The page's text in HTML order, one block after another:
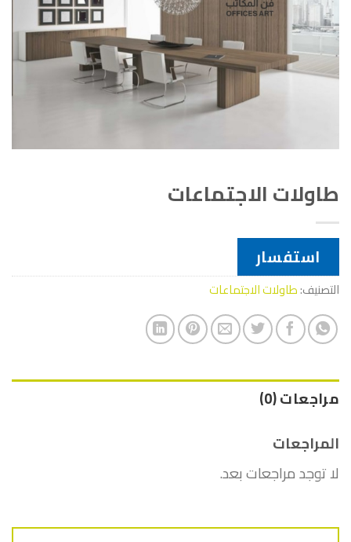
طاولات الاجتماعات
استفسار
التصنيف:طاولات الاجتماعات
مراجعات (0)
المراجعات
لا توجد مراجعات بعد.